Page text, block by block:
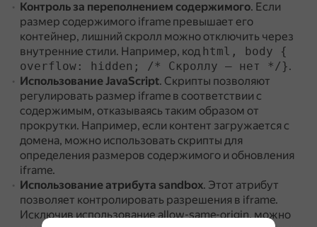
Контроль за переполнением содержимого. Если
размер содержимого iframe превышает его
контейнер, лишний скролл можно отключить через
внутренние стили. Например, код html, body {
overflow: hidden; /* Скроллу — нет */}.
Использование JavaScript. Скрипты позволяют
регулировать размер iframe в соответствии с
содержимым, отказываясь таким образом от
прокрутки. Например, если контент загружается с
домена, можно использовать скрипты для
определения размеров содержимого и обновления
iframe.
Использование атрибута sandbox. Этот атрибут
позволяет контролировать разрешения в iframe.
Исключив использование allow-same-origin, можно